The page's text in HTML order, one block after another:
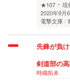
★107
現
2020年9月
電撃文庫
先鋒が負
剣道部の
時織拓未